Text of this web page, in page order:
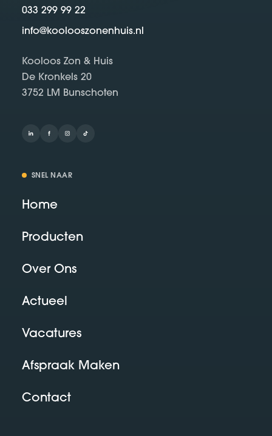
033 299 99 22
info@koolooszonenhuis.nl
Kooloos Zon & Huis
De Kronkels 20
3752 LM Bunschoten
SNEL NAAR
Home
Producten
Over Ons
Actueel
Vacatures
Afspraak Maken
Contact